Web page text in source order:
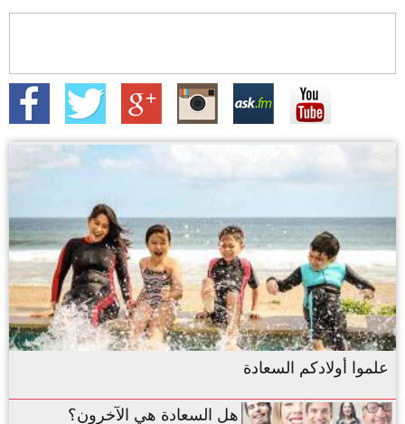
علموا أولادكم السعادة
هل السعادة هي الآخرون؟